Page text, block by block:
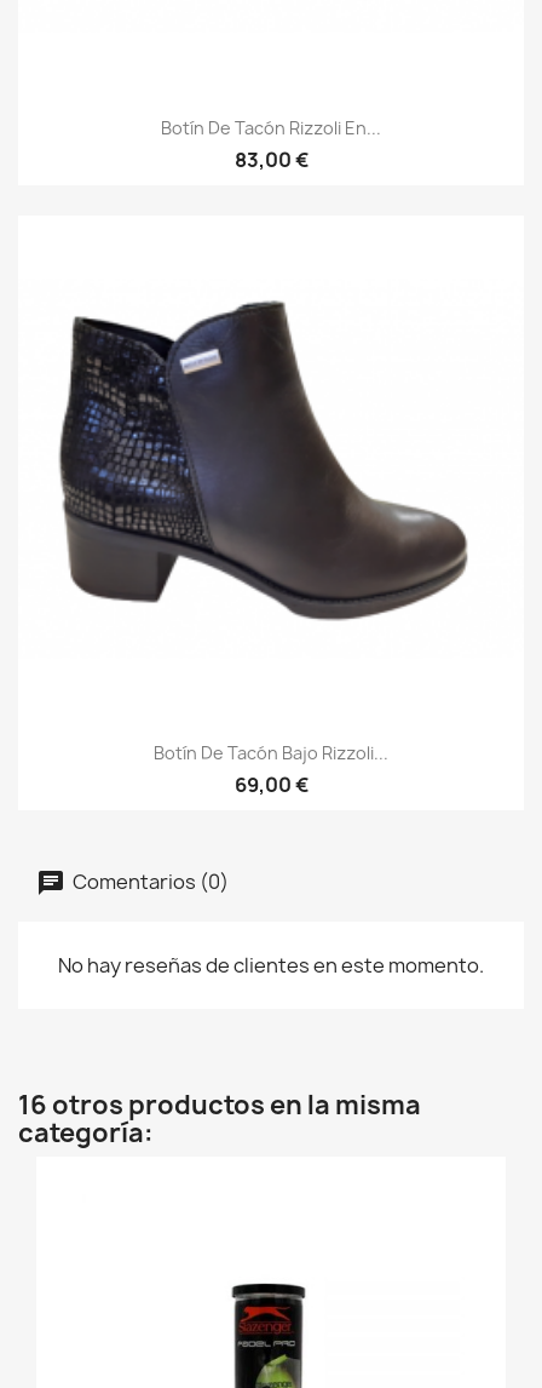
Botín De Tacón Rizzoli En...
83,00 €
Botín De Tacón Bajo Rizzoli...
69,00 €
Comentarios (0)
No hay reseñas de clientes en este momento.
16 otros productos en la misma
categoría: